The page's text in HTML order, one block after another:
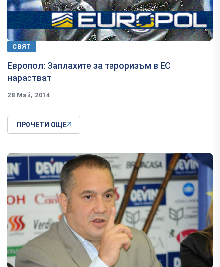
СВЯТ
Европол: Заплахите за тероризъм в ЕС
нарастват
28 Май, 2014
ПРОЧЕТИ ОЩЕ